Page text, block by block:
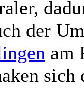
der
am
sich